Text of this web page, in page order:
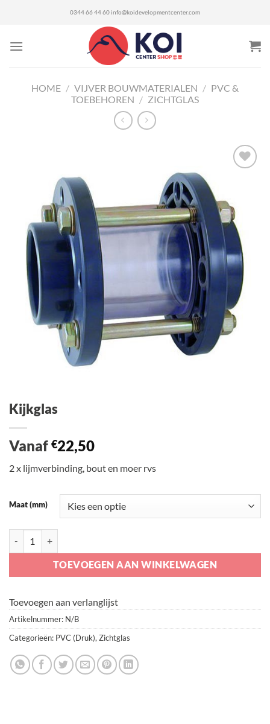
0344 66 44 60 info@koidevelopmentcenter.com
HOME / VIJVER BOUWMATERIALEN / PVC &
TOEBEHOREN / ZICHTGLAS
verlanglijst
Kijkglas
Vanaf €22,50
2 x lijmverbinding, bout en moer rvs
Maat (mm)
TOEVOEGEN AAN WINKELWAGEN
Toevoegen aan verlanglijst
Artikelnummer: N/B
Categorieën: PVC (Druk), Zichtglas